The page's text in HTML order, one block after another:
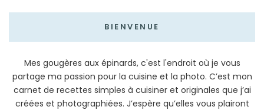
BIENVENUE
Mes gougères aux épinards, c'est l'endroit où je vous
partage ma passion pour la cuisine et la photo. C’est mon
carnet de recettes simples à cuisiner et originales que j’ai
créées et photographiées. J’espère qu’elles vous plairont